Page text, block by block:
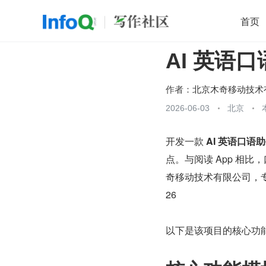
首页
开源 架构
团队管理
AI 英语口
作者：
2026-06-03 北京
开发一款 AI 英语口语
点。与阅读 App 相比
奇移动技术有限公司，
26
以下是该项目的核心功